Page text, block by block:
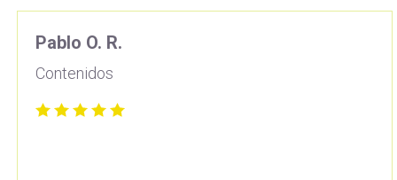
Pablo O. R.
Contenidos